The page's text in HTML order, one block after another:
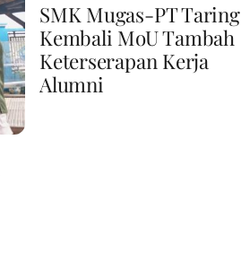
SMK Mugas-PT Taring
Kembali MoU Tambah
Keterserapan Kerja
Alumni